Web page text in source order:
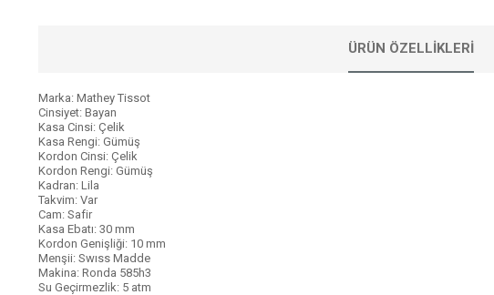
ÜRÜN ÖZELLIKLERI
Marka: Mathey Tissot
Cinsiyet: Bayan
Kasa Cinsi: Çelik
Kasa Rengi: Gümüş
Kordon Cinsi: Çelik
Kordon Rengi: Gümüş
Kadran: Lila
Takvim: Var
Cam: Safir
Kasa Ebatı: 30 mm
Kordon Genişliği: 10 mm
Menşii: Swıss Madde
Makina: Ronda 585h3
Su Geçirmezlik: 5 atm